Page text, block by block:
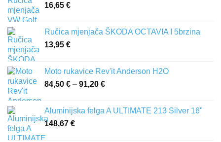
16,65 €
Ručica mjenjača ŠKODA OCTAVIA I 5brzina
13,95 €
Moto rukavice Rev'it Anderson H2O
84,50 € – 91,20 €
84,50 €
Aluminijska felga A ULTIMATE 213 Silver 16"
148,67 €